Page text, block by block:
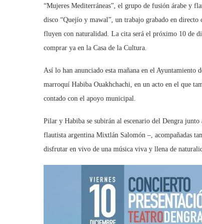
“Mujeres Mediterráneas”, el grupo de fusión árabe y
disco “Quejío y mawal”, un trabajo grabado en directo
fluyen con naturalidad. La cita será el próximo 10 de
comprar ya en la Casa de la Cultura.
Así lo han anunciado esta mañana en el Ayuntamiento
marroquí Habiba Ouakhchachi, en un acto en el que
contado con el apoyo municipal.
Pilar y Habiba se subirán al escenario del Dengra
flautista argentina Mixtlán Salomón –, acompañadas
disfrutar en vivo de una música viva y llena de